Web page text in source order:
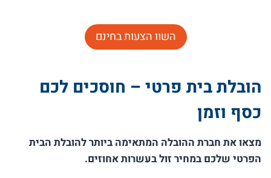
השוו הצעות בחינם
הובלת בית פרטי – חוסכים לכם
כסף וזמן
מצאו את חברת ההובלה המתאימה ביותר להובלת הבית
הפרטי שלכם במחיר זול בעשרות אחוזים.